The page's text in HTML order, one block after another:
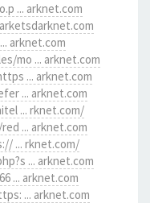
... arknet.com
arknet.com
mo ... arknet.com
... arknet.com
... arknet.com
... rknet.com/
... arknet.com
... rknet.com/
... arknet.com
... arknet.com
... arknet.com